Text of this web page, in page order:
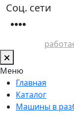
Соц. сети
Меню
Главная
Каталог
Машины в